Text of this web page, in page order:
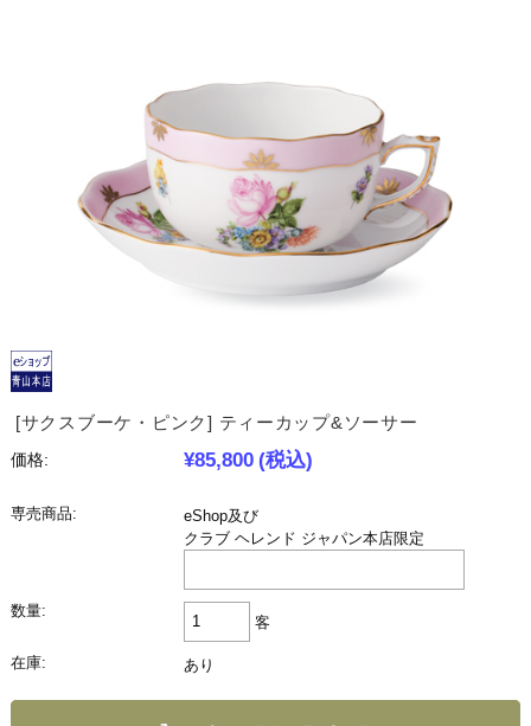
[サクスブーケ・ピンク] ティーカップ&ソーサー
価格:
¥85,800 (税込)
専売商品:
eShop及び
クラブ ヘレンド ジャパン本店限定
数量:
客
在庫: あり